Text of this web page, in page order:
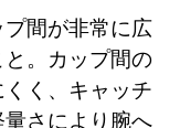
間が非常に広
。カップ間の
く、キャッチ
さにより腕へ